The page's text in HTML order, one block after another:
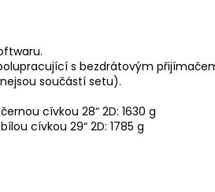
s bezdrátovým
součástí setu).
cívkou 28“ 2D: 1630 g
cívkou 29“ 2D: 1785 g